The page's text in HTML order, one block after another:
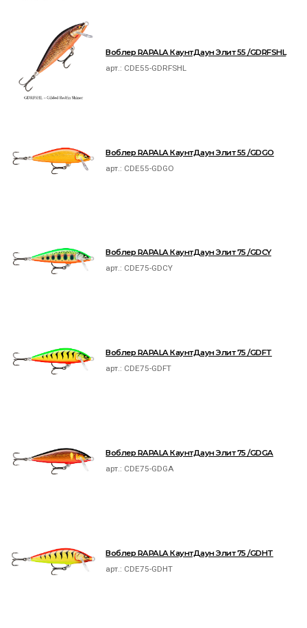
Воблер RAPALA КаунтДаун Элит 55 /GDRFSHL
арт.: CDE55-GDRFSHL
Воблер RAPALA КаунтДаун Элит 55 /GDGO
арт.: CDE55-GDGO
Воблер RAPALA КаунтДаун Элит 75 /GDCY
арт.: CDE75-GDCY
Воблер RAPALA КаунтДаун Элит 75 /GDFT
арт.: CDE75-GDFT
Воблер RAPALA КаунтДаун Элит 75 /GDGA
арт.: CDE75-GDGA
Воблер RAPALA КаунтДаун Элит 75 /GDHT
арт.: CDE75-GDHT